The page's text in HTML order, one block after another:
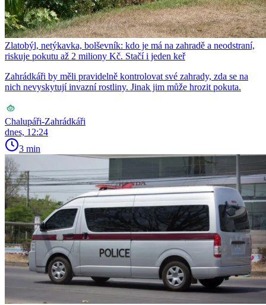
Zlatobýl, netýkavka, bolševník: kdo je má na zahradě a neodstraní,
riskuje pokutu až 2 miliony Kč. Stačí i jeden keř
Zahrádkáři by měli pravidelně kontrolovat své zahrady, zda se na
nich nevyskytují invazní rostliny. Jinak jim může hrozit pokuta.
Chalupáři-Zahrádkáři
dnes, 12:24
3 min